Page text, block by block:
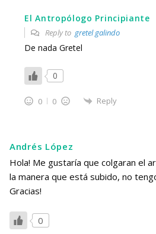
El Antropólogo Principiante
Reply to gretel galindo
De nada Gretel
0
0 0 Reply
Andrés López
Hola! Me gustaría que colgaran el
la manera que está subido, no
Gracias!
0